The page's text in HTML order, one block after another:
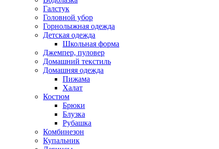
Галстук
Головной убор
Горнолыжная одежда
Детская одежда
Школьная форма
Джемпер, пуловер
Домашний текстиль
Домашняя одежда
Пижама
Халат
Костюм
Брюки
Блузка
Рубашка
Комбинезон
Купальник